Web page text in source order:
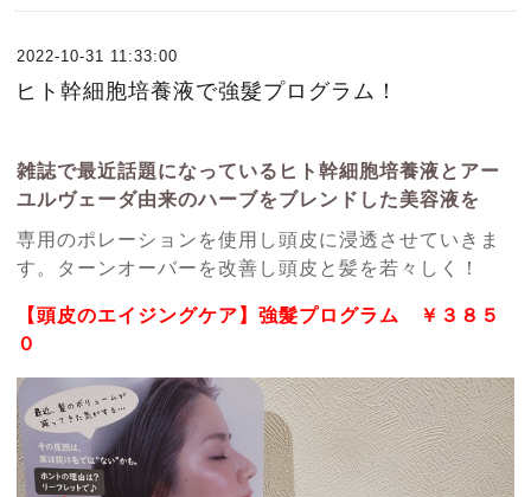
2022-10-31 11:33:00
ヒト幹細胞培養液で強髮プログラム！
雑誌で最近話題になっているヒト幹細胞培養液とアー
ユルヴェーダ由来のハーブをブレンドした美容液を
専用のポレーションを使用し頭皮に浸透させていきま
す。ターンオーバーを改善し頭皮と髪を若々しく！
【頭皮のエイジングケア】強髮プログラム ￥３８５
０